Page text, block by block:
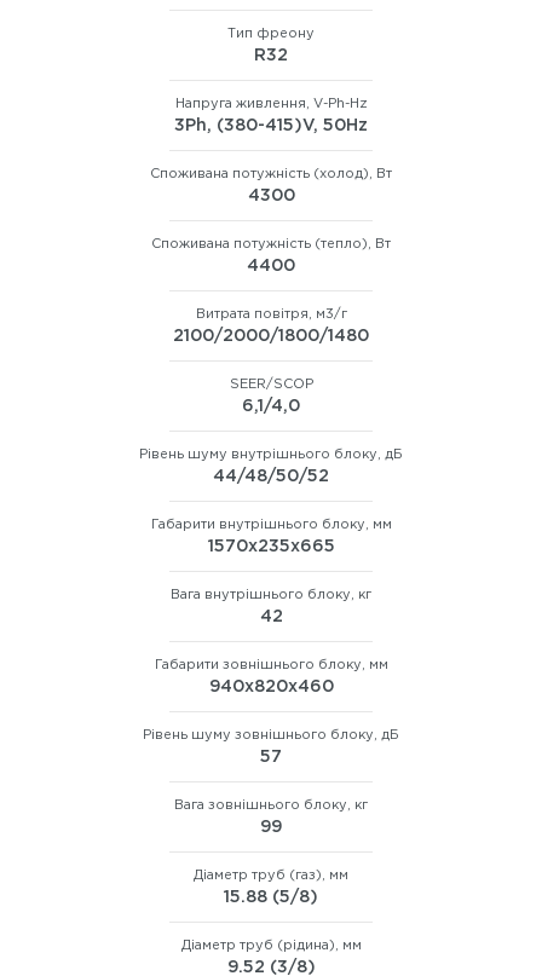
Тип фреону
R32
Напруга живлення, V-Ph-Hz
3Ph, (380-415)V, 50Hz
Споживана потужність (холод), Вт
4300
Споживана потужність (тепло), Вт
4400
Витрата повітря, м3/г
2100/2000/1800/1480
SEER/SCOP
6,1/4,0
Рівень шуму внутрішнього блоку, дБ
44/48/50/52
Габарити внутрішнього блоку, мм
1570х235х665
Вага внутрішнього блоку, кг
42
Габарити зовнішнього блоку, мм
940х820х460
Рівень шуму зовнішнього блоку, дБ
57
Вага зовнішнього блоку, кг
99
Діаметр труб (газ), мм
15.88 (5/8)
Діаметр труб (рідина), мм
9.52 (3/8)